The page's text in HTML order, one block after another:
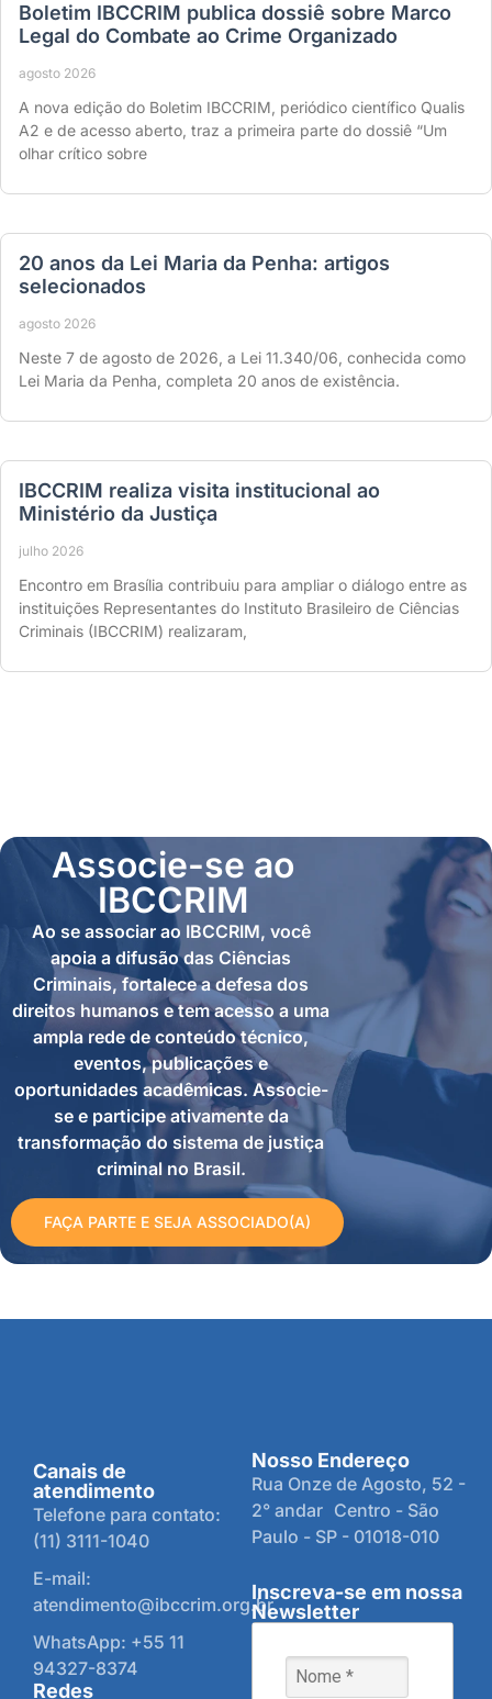
Boletim IBCCRIM publica dossiê sobre Marco
Legal do Combate ao Crime Organizado
agosto 2026
A nova edição do Boletim IBCCRIM, periódico científico Qualis
A2 e de acesso aberto, traz a primeira parte do dossiê “Um
olhar crítico sobre
20 anos da Lei Maria da Penha: artigos
selecionados
agosto 2026
Neste 7 de agosto de 2026, a Lei 11.340/06, conhecida como
Lei Maria da Penha, completa 20 anos de existência.
IBCCRIM realiza visita institucional ao
Ministério da Justiça
julho 2026
Encontro em Brasília contribuiu para ampliar o diálogo entre as
instituições Representantes do Instituto Brasileiro de Ciências
Criminais (IBCCRIM) realizaram,
Associe-se ao
IBCCRIM
Ao se associar ao IBCCRIM, você
apoia a difusão das Ciências
Criminais, fortalece a defesa dos
direitos humanos e tem acesso a uma
ampla rede de conteúdo técnico,
eventos, publicações e
oportunidades acadêmicas. Associe-
se e participe ativamente da
transformação do sistema de justiça
criminal no Brasil.
FAÇA PARTE E SEJA ASSOCIADO(A)
Canais de
atendimento
Telefone para contato:
(11) 3111-1040
E-mail:
atendimento@ibccrim.org.br
WhatsApp: +55 11
94327-8374
Redes
Nosso Endereço
Rua Onze de Agosto, 52 -
2° andar Centro - São
Paulo - SP - 01018-010
Inscreva-se em nossa
Newsletter